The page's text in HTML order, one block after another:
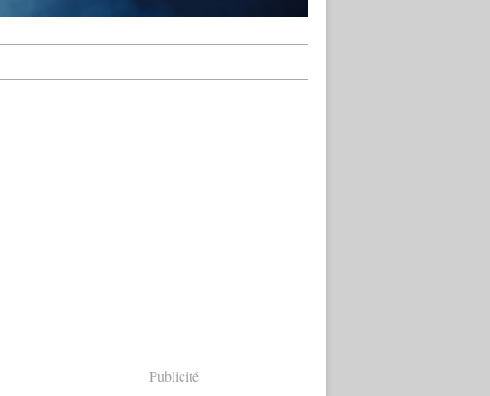
Publicité